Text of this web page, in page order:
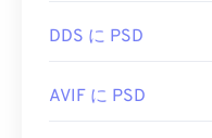
DDS に PSD
AVIF に PSD